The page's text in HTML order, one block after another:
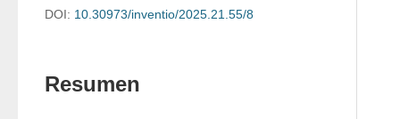
DOI: 10.30973/inventio/2025.21.55/8
Resumen